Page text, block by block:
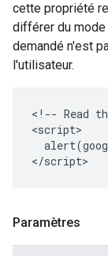
cette propriété
différer du
demandé n'est
l'utilisateur.
<!-- Read
<script>
</script>
Paramètres